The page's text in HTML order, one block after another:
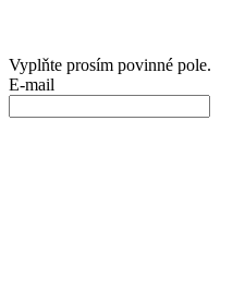
Vyplňte prosím povinné pole.
E-mail